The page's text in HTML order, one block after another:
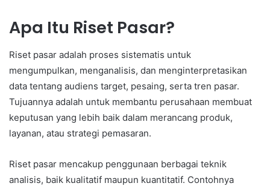
Apa Itu Riset Pasar?
Riset pasar adalah proses sistematis untuk
mengumpulkan, menganalisis, dan menginterpretasikan
data tentang audiens target, pesaing, serta tren pasar.
Tujuannya adalah untuk membantu perusahaan membuat
keputusan yang lebih baik dalam merancang produk,
layanan, atau strategi pemasaran.
Riset pasar mencakup penggunaan berbagai teknik
analisis, baik kualitatif maupun kuantitatif. Contohnya